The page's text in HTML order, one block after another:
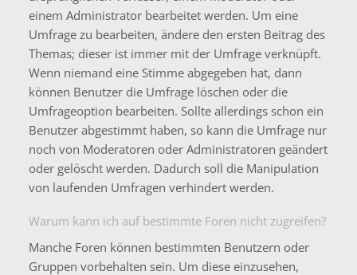
einem Administrator bearbeitet werden. Um eine
Umfrage zu bearbeiten, ändere den ersten Beitrag des
Themas; dieser ist immer mit der Umfrage verknüpft.
Wenn niemand eine Stimme abgegeben hat, dann
können Benutzer die Umfrage löschen oder die
Umfrageoption bearbeiten. Sollte allerdings schon ein
Benutzer abgestimmt haben, so kann die Umfrage nur
noch von Moderatoren oder Administratoren geändert
oder gelöscht werden. Dadurch soll die Manipulation
von laufenden Umfragen verhindert werden.
Warum kann ich auf bestimmte Foren nicht zugreifen?
Manche Foren können bestimmten Benutzern oder
Gruppen vorbehalten sein. Um diese einzusehen,